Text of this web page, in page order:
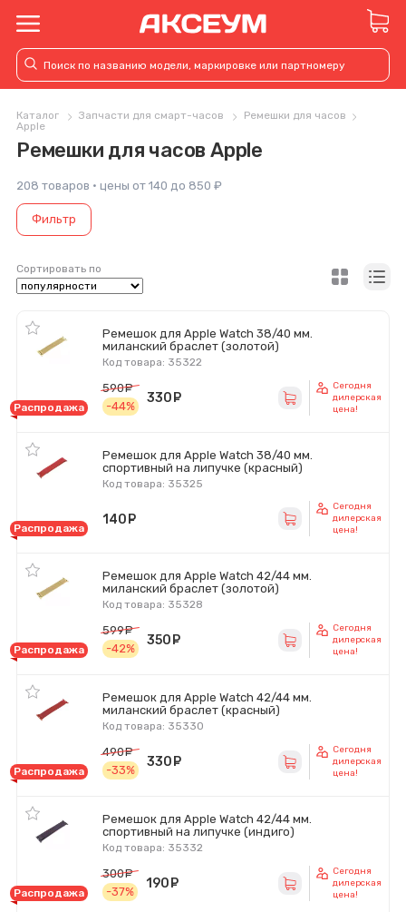
Каталог Запчасти для смарт-часов
Ремешки для часов
Apple
Ремешки для часов Apple
208 товаров · цены от 140 до 850 ₽
Фильтр
Сортировать по
Ремешок для Apple Watch 38/40 мм.
миланский браслет (золотой)
Код товара: 35322
Распродажа
590
-44%
330
Сегодня
дилерская
цена!
Ремешок для Apple Watch 38/40 мм.
спортивный на липучке (красный)
Код товара: 35325
Распродажа
140
Сегодня
дилерская
цена!
Ремешок для Apple Watch 42/44 мм.
миланский браслет (золотой)
Код товара: 35328
Распродажа
599
-42%
350
Сегодня
дилерская
цена!
Ремешок для Apple Watch 42/44 мм.
миланский браслет (красный)
Код товара: 35330
Распродажа
490
-33%
330
Сегодня
дилерская
цена!
Ремешок для Apple Watch 42/44 мм.
спортивный на липучке (индиго)
Код товара: 35332
Распродажа
300
-37%
190
Сегодня
дилерская
цена!